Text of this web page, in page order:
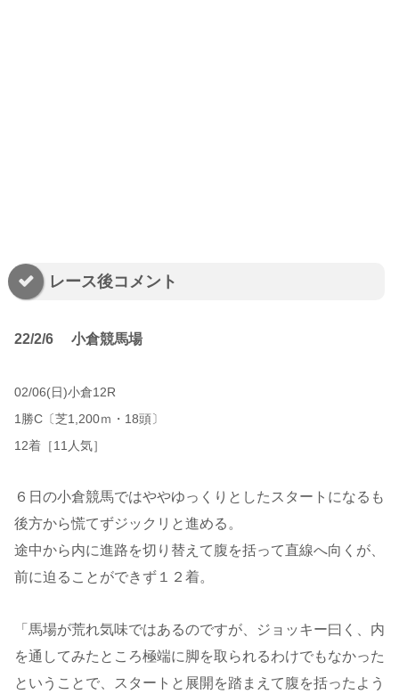
レース後コメント
22/2/6 小倉競馬場
02/06(日)小倉12R
1勝C〔芝1,200ｍ・18頭〕
12着［11人気］
６日の小倉競馬ではややゆっくりとしたスタートになるも
後方から慌てずジックリと進める。
途中から内に進路を切り替えて腹を括って直線へ向くが、
前に迫ることができず１２着。
「馬場が荒れ気味ではあるのですが、ジョッキー曰く、内
を通してみたところ極端に脚を取られるわけでもなかった
ということで、スタートと展開を踏まえて腹を括ったよう